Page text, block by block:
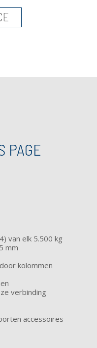
PAGE
van elk 5.500 kg
mm
kolommen
verbinding
accessoires